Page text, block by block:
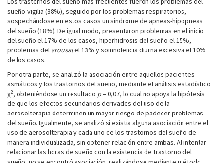
sueño-vigilia (38%), seguido por los problemas respiratorios,
sospechándose en estos casos un síndrome de apneas-hipopneas
del sueño (18%). De igual modo, presentaron problemas en el inicio
del sueño el 17% de los casos, hiperhidrosis del sueño el 15%,
problemas del arousalel 13% y somnolencia diurna excesiva el 10%
de los casos.
Por otra parte, se analizó la asociación entre aquellos pacientes
asmáticos y los trastornos del sueño, mediante el análisis estadístico
χ2, obteniéndose un resultado p= 0,07, lo cual no apoya la hipótesis
de que los efectos secundarios derivados del uso de la
aerosolterapia determinen un mayor riesgo de padecer problemas
del sueño. Igualmente, se analizó si existía alguna asociación entre el
uso de aerosolterapia y cada uno de los trastornos del sueño de
manera individualizada, sin obtener relación entre ambas. Al intentar
relacionar las horas de sueño con la existencia de trastorno del